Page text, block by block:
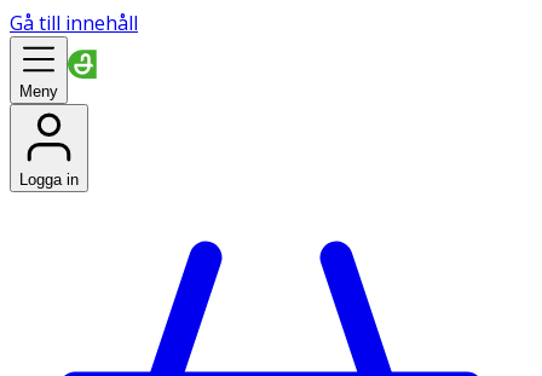
Gå till innehåll
Meny
Logga in